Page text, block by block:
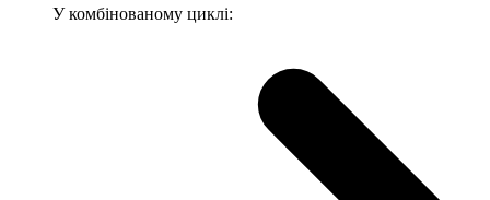
У комбінованому циклі: